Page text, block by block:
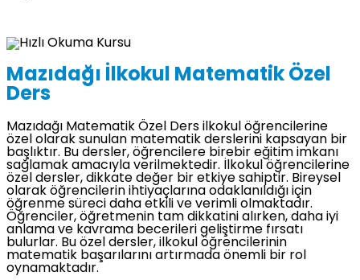
Mazıdağı İlkokul Matematik Özel
Ders
Mazıdağı Matematik Özel Ders ilkokul öğrencilerine
özel olarak sunulan matematik derslerini kapsayan bir
başlıktır. Bu dersler, öğrencilere birebir eğitim imkanı
sağlamak amacıyla verilmektedir. İlkokul öğrencilerine
özel dersler, dikkate değer bir etkiye sahiptir. Bireysel
olarak öğrencilerin ihtiyaçlarına odaklanıldığı için
öğrenme süreci daha etkili ve verimli olmaktadır.
Öğrenciler, öğretmenin tam dikkatini alırken, daha iyi
anlama ve kavrama becerileri geliştirme fırsatı
bulurlar. Bu özel dersler, ilkokul öğrencilerinin
matematik başarılarını artırmada önemli bir rol
oynamaktadır.